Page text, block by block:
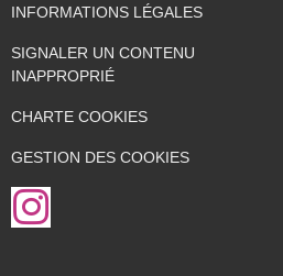
INFORMATIONS LÉGALES
SIGNALER UN CONTENU
INAPPROPRIÉ
CHARTE COOKIES
GESTION DES COOKIES